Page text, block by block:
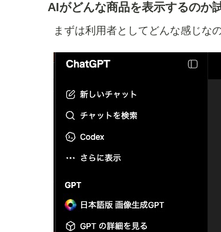
AIがどんな商品を表示するのか
まずは利用者としてどんな感じな